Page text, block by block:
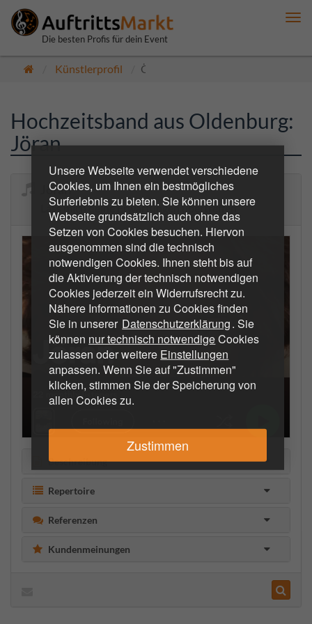
Unsere Webseite verwendet verschiedene
Cookies, um Ihnen ein bestmögliches
Surferlebnis zu bieten. Sie können unsere
Webseite grundsätzlich auch ohne das
Setzen von Cookies besuchen. Hiervon
ausgenommen sind die technisch
notwendigen Cookies. Ihnen steht bis auf
die Aktivierung der technisch notwendigen
Cookies jederzeit ein Widerrufsrecht zu.
Nähere Informationen zu Cookies finden
Sie in unserer Datenschutzerklärung. Sie
können nur technisch notwendigeCookies
zulassen oder weitere Einstellungen
anpassen. Wenn Sie auf "Zustimmen"
klicken, stimmen Sie der Speicherung von
allen Cookies zu.
Zustimmen
Die besten Profis für dein Event
Künstlerprofil Öffentlich
Hochzeitsband aus Oldenburg:
Jöran
Jöran
Lass mich deine Erwartungen übertreffen
Beschreibung
Repertoire
Referenzen
Kundenmeinungen